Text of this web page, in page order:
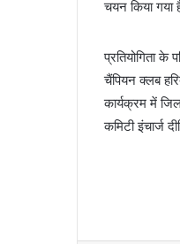
चयन किया गया
प्रतियोगिता के
चैंपियन क्लब
कार्यक्रम में
कमिटी इंचार्ज